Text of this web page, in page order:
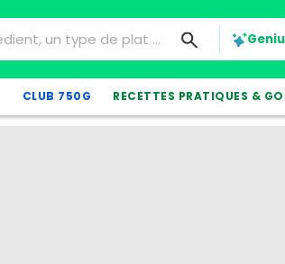
CLUB 750G RECETTES PRATIQUES &